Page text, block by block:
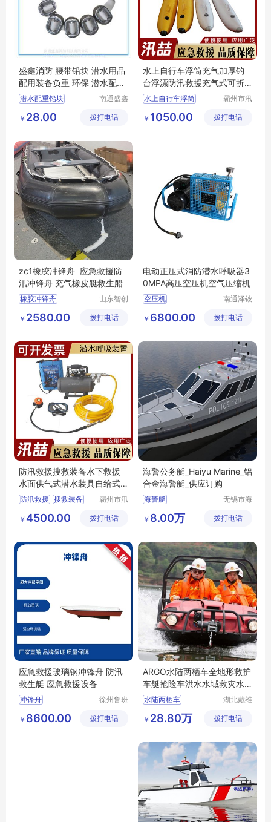
盛鑫消防 腰带铅块 潜水用品
配用装备负重 环保 潜水配重
铅
潜水配重铅块
南通盛鑫
有限公司
￥ 28.00 拨打电话
水上自行车浮筒充气加厚钓
台浮漂防汛救援充气式可折
叠浮标
水上自行车浮筒
充气式可折叠浮标
霸州市汛
备有限公
￥ 1050.00 拨打电话
zc1橡胶冲锋舟 应急救援防
汛冲锋舟 充气橡皮艇救生船
橡胶冲锋舟
充气橡皮艇救生船
山东智创
有限公司
￥ 2580.00 拨打电话
电动正压式消防潜水呼吸器3
0MPA高压空压机空气压缩机
空压机
南通泽铵
有限公司
￥ 6800.00 拨打电话
防汛救援搜救装备水下救援
水面供气式潜水装具自给式
呼吸器
防汛救援 搜救装备
水面供气式潜水装具
霸州市汛
备有限公
￥ 4500.00 拨打电话
海警公务艇_Haiyu Marine_铝
合金海警艇_供应订购
海警艇
无锡市海
技有限公
￥ 8.00万 拨打电话
应急救援玻璃钢冲锋舟 防汛
救生艇 应急救援设备
冲锋舟
徐州鲁班
有限公司
￥ 8600.00 拨打电话
ARGO水陆两栖车全地形救护
车艇抢险车洪水水域救灾水
上救援车厂
水陆两栖车
水陆两用车
西贝虎水陆车
湖北戴维
限公司
￥ 28.80万 拨打电话